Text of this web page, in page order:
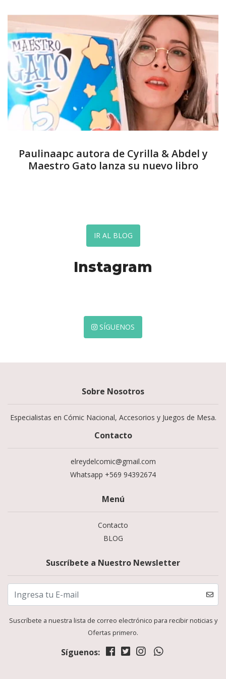
Paulinaapc autora de Cyrilla & Abdel y
Maestro Gato lanza su nuevo libro
IR AL BLOG
Instagram
SÍGUENOS
Sobre Nosotros
Especialistas en Cómic Nacional, Accesorios y Juegos de Mesa.
Contacto
elreydelcomic@gmail.com
Whatsapp +569 94392674
Menú
Contacto
BLOG
Suscríbete a Nuestro Newsletter
Suscríbete a nuestra lista de correo electrónico para recibir noticias y
Ofertas primero.
Síguenos: